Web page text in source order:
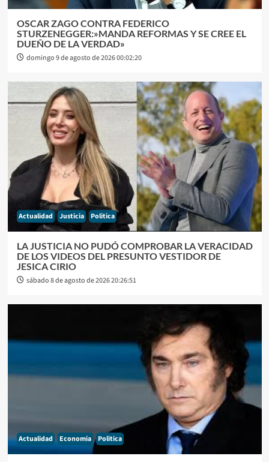
OSCAR ZAGO CONTRA FEDERICO
STURZENEGGER:»MANDA REFORMAS Y SE CREE EL
DUEÑO DE LA VERDAD»
domingo 9 de agosto de 2026 00:02:20
Actualidad Justicia Politica
LA JUSTICIA NO PUDÓ COMPROBAR LA VERACIDAD
DE LOS VIDEOS DEL PRESUNTO VESTIDOR DE
JESICA CIRIO
sábado 8 de agosto de 2026 20:26:51
Actualidad Economia Politica